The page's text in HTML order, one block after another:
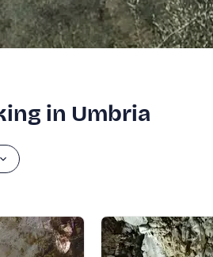
in Umbria